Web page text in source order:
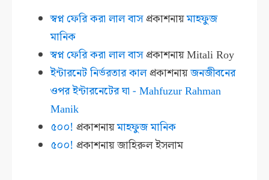
স্বপ্ন ফেরি করা লাল বাসপ্রকাশনায়মাহফুজ
মানিক
স্বপ্ন ফেরি করা লাল বাসপ্রকাশনায়Mitali Roy
ইন্টারনেট নির্ভরতার কালপ্রকাশনায়জনজীবনের
ওপর ইন্টারনেটের ঘা - Mahfuzur Rahman
Manik
৫০০! প্রকাশনায়মাহফুজ মানিক
৫০০! প্রকাশনায়জাহিরুল ইসলাম